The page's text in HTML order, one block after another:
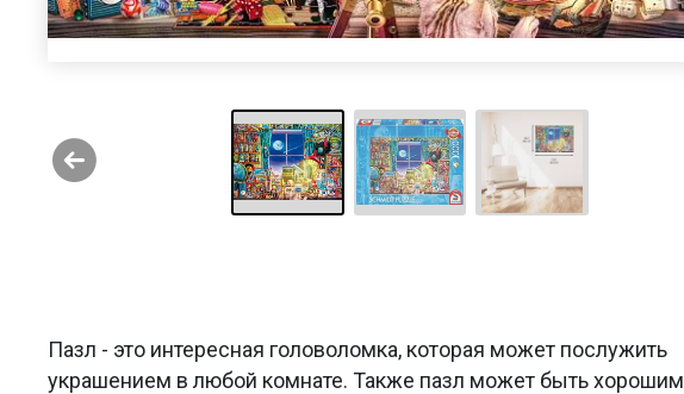
Пазл - это интересная головоломка, которая может послужить
украшением в любой комнате. Также пазл может быть хорошим